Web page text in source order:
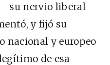
su nervio liberal-
y fijó su
nacional y europeo
de esa